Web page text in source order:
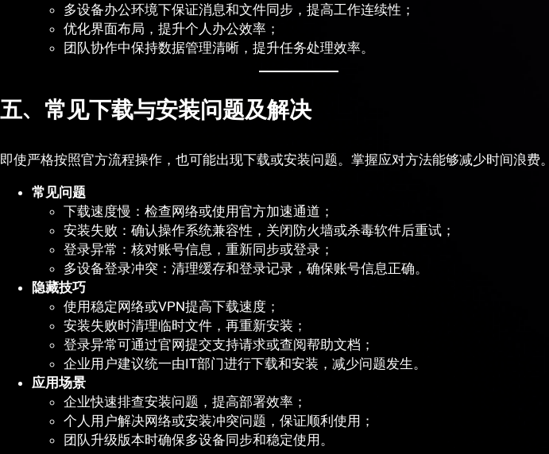
多设备办公环境下保证消息和文件同步，提高工作连续性；
优化界面布局，提升个人办公效率；
团队协作中保持数据管理清晰，提升任务处理效率。
五、常见下载与安装问题及解决
即使严格按照官方流程操作，也可能出现下载或安装问题。掌握应对方法能够减少时间浪费。
常见问题
下载速度慢：检查网络或使用官方加速通道；
安装失败：确认操作系统兼容性，关闭防火墙或杀毒软件后重试；
登录异常：核对账号信息，重新同步或登录；
多设备登录冲突：清理缓存和登录记录，确保账号信息正确。
隐藏技巧
使用稳定网络或VPN提高下载速度；
安装失败时清理临时文件，再重新安装；
登录异常可通过官网提交支持请求或查阅帮助文档；
企业用户建议统一由IT部门进行下载和安装，减少问题发生。
应用场景
企业快速排查安装问题，提高部署效率；
个人用户解决网络或安装冲突问题，保证顺利使用；
团队升级版本时确保多设备同步和稳定使用。